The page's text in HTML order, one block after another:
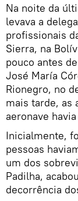
Na noite da
levava a
profissionais
Sierra, na
pouco antes
José María
Rionegro, no
mais tarde, as
aeronave
Inicialmente,
pessoas
um dos
Padilha,
decorrência